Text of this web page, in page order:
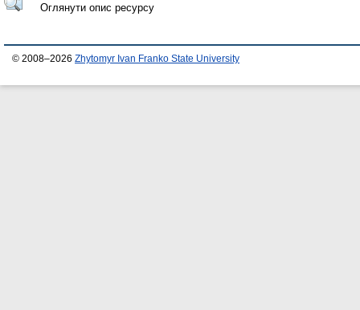
Оглянути опис ресурсу
© 2008–2026 Zhytomyr Ivan Franko State University